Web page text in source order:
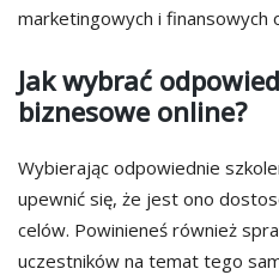
marketingowych i
Jak wybrać
biznesowe online?
Wybierając odpowiednie
upewnić się, że jest ono
celów. Powinieneś również
uczestników na temat tego